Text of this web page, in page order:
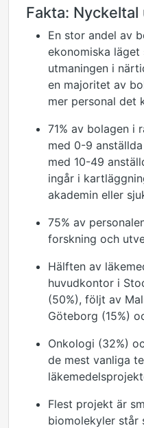
Fakta:
En stor andel av
ekonomiska
utmaningen i
en majoritet av
mer personal det
71% av bolagen i
med 0-9
med 10-49
ingår i kartlä
akademin eller
75% av
forskning och
Hälften av
huvudkontor i
(50%), följt av
Göteborg (15%)
Onkologi (32%)
de mest vanliga
Flest projekt är
biomolekyler står